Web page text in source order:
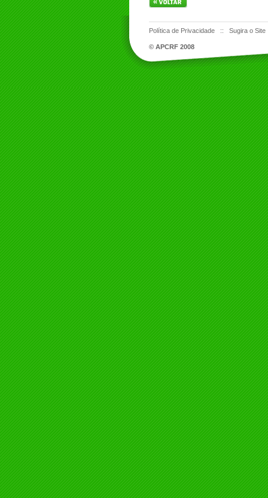
Política de Privacidade :: Sugira o Site
© APCRF 2008